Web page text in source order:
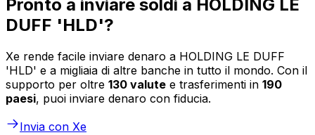
Pronto a inviare soldi a HOLDING LE
DUFF 'HLD'?
Xe rende facile inviare denaro a HOLDING LE DUFF
'HLD' e a migliaia di altre banche in tutto il mondo. Con il
supporto per oltre 130 valute e trasferimenti in 190
paesi, puoi inviare denaro con fiducia.
Invia con Xe